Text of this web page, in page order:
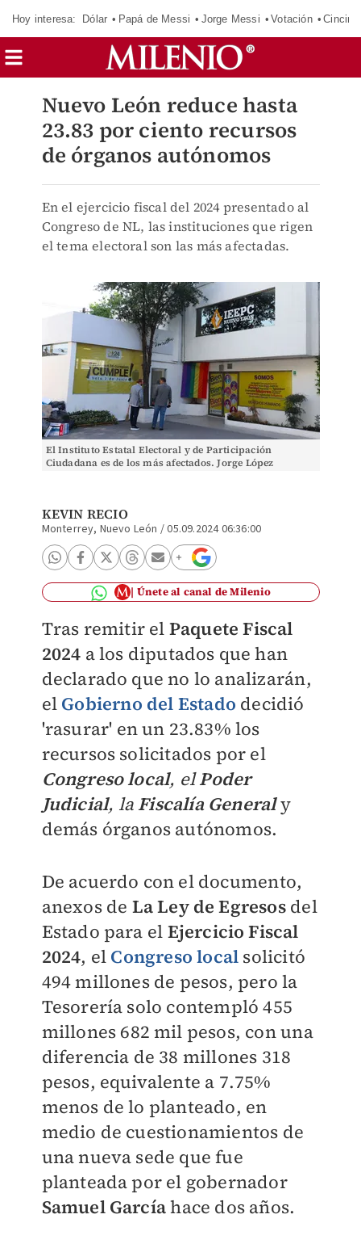
Hoy interesa: Dólar Papá de Messi Jorge Messi Votación
Nuevo León reduce hasta
23.83 por ciento recursos
de órganos autónomos
En el ejercicio fiscal del 2024 presentado al
Congreso de NL, las instituciones que rigen
el tema electoral son las más afectadas.
El Instituto Estatal Electoral y de Participación
Ciudadana es de los más afectados. Jorge López
KEVIN RECIO
Monterrey, Nuevo León /05.09.2024 06:36:00
Únete al canal de Milenio
Tras remitir el Paquete Fiscal
2024 a los diputados que han
declarado que no lo analizarán,
el Gobierno del Estado decidió
'rasurar' en un 23.83% los
recursos solicitados por el
Congreso local, elPoder
Judicial, la Fiscalía Generaly
demás órganos autónomos.
De acuerdo con el documento,
anexos de La Ley de Egresos del
Estado para el Ejercicio Fiscal
2024, el Congreso local solicitó
494 millones de pesos, pero la
Tesorería solo contempló 455
millones 682 mil pesos, con una
diferencia de 38 millones 318
pesos, equivalente a 7.75%
menos de lo planteado, en
medio de cuestionamientos de
una nueva sede que fue
planteada por el gobernador
Samuel Garcíahace dos años.